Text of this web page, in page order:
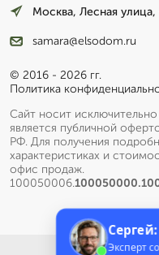
Москва, Лесная
samara@elsodom.ru
© 2016 - 2026 гг.
Политика
Сайт носит
является публичной
РФ. Для получения
характеристиках и
офис продаж.
100050006.
Эксперт